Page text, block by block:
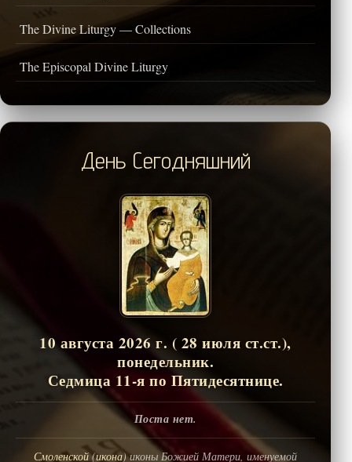
The Divine Liturgy — Collections
The Episcopal Divine Liturgy
День Сегодняшний
10 августа 2026 г. ( 28 июля ст.ст.),
понедельник.
Седмица 11-я по Пятидесятнице.
Поста нет.
Смоленской(икона) иконы Божией Матери, именуемой